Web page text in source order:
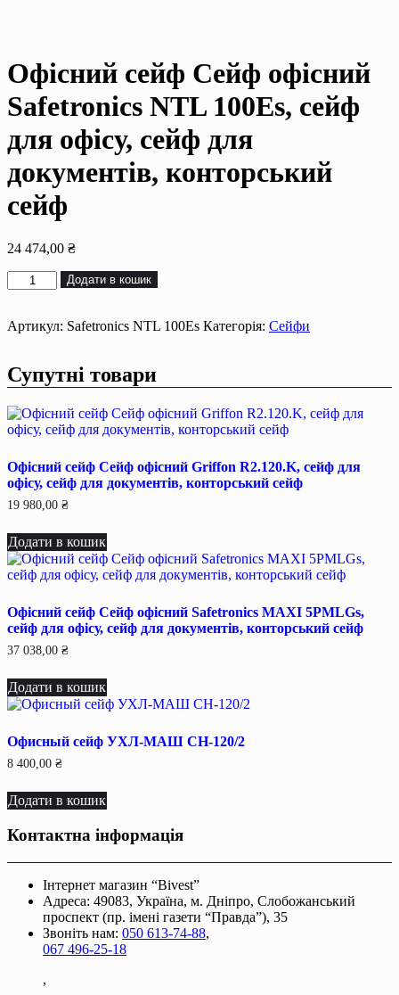
Офісний сейф Сейф офiсний
Safetronics NTL 100Es, сейф
для офiсу, сейф для
документiв, конторський
сейф
24 474,00 ₴
Офісний
сейф
офiсний
100Es,
сейф
для
офiсу,
сейф
документiв,
конторський
сейф
Додати в кошик
Артикул: Safetronics NTL 100Es Категорія: Сейфи
Супутні товари
Офісний сейф Сейф офiсний Griffon R2.120.K, сейф для
офiсу, сейф для документiв, конторський сейф
19 980,00 ₴
Додати в кошик
Офісний сейф Сейф офiсний Safetronics MAXI 5РMLGs,
сейф для офiсу, сейф для документiв, конторський сейф
37 038,00 ₴
Додати в кошик
Офисный сейф УХЛ-МАШ СН-120/2
8 400,00 ₴
Додати в кошик
Контактна інформація
Інтернет магазин “Bivest”
Адреса: 49083, Україна, м. Дніпро, Слобожанський
проспект (пр. імені газети “Правда”), 35
Звоніть нам: 050 613-74-88,
067 496-25-18
,